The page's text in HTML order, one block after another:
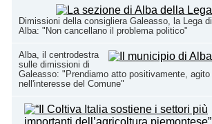
Dimissioni della consigliera Galeasso, la Lega di
Alba: "Non cancellano il problema politico"
Alba, il centrodestra
sulle dimissioni di
Galeasso: "Prendiamo atto positivamente, agito
nell'interesse del Comune"